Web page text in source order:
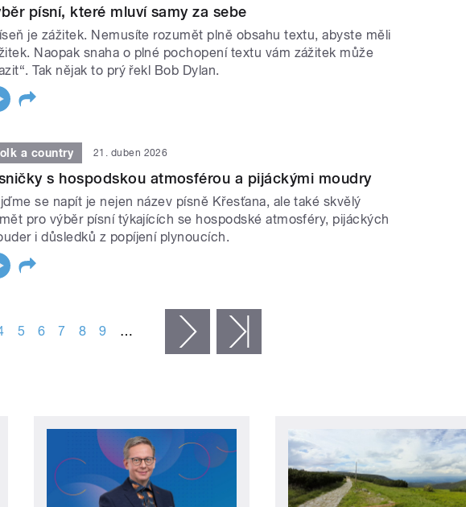
písní, které mluví samy za sebe
je zážitek. Nemusíte rozumět plně obsahu textu, abyste měli
Naopak snaha o plné pochopení textu vám zážitek může
Tak nějak to prý řekl Bob Dylan.
a country 21. duben 2026
s hospodskou atmosférou a pijáckými moudry
se napít je nejen název písně Křesťana, ale také skvělý
pro výběr písní týkajících se hospodské atmosféry, pijáckých
i důsledků z popíjení plynoucích.
5 6 7 8 9 … následující ›